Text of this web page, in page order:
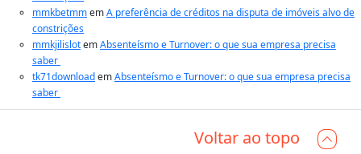
mmkbetmmemA preferência de créditos na disputa de imóveis alvo de
constrições
mmkjilislotemAbsenteísmo e Turnover: o que sua empresa precisa
saber
tk71downloademAbsenteísmo e Turnover: o que sua empresa precisa
saber
Voltar ao topo